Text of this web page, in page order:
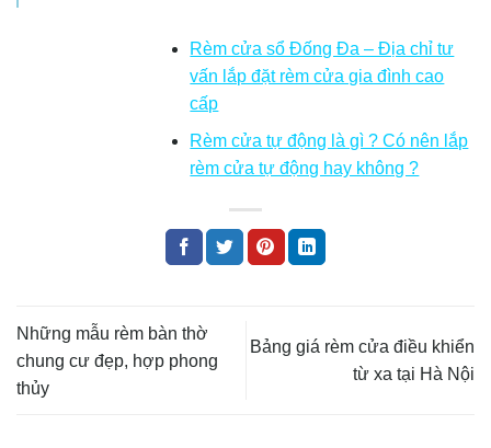
Rèm cửa sổ Đống Đa – Địa chỉ tư
vấn lắp đặt rèm cửa gia đình cao
cấp
Rèm cửa tự động là gì ? Có nên lắp
rèm cửa tự động hay không ?
Những mẫu rèm bàn thờ
chung cư đẹp, hợp phong
thủy
Bảng giá rèm cửa điều khiển
từ xa tại Hà Nội